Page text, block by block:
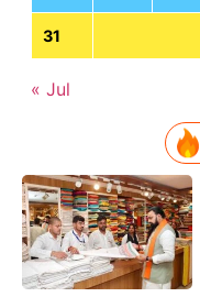
31
« Jul